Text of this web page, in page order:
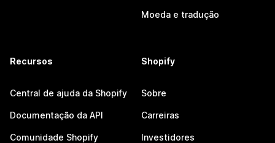
Moeda e tradução
Recursos
Central de ajuda da Shopify
Documentação da API
Comunidade Shopify
Shopify
Sobre
Carreiras
Investidores